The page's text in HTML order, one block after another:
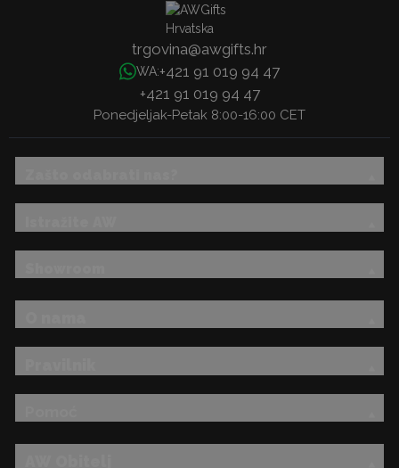
trgovina@awgifts.hr
WA:+421 91 019 94 47
+421 91 019 94 47
Ponedjeljak-Petak 8:00-16:00 CET